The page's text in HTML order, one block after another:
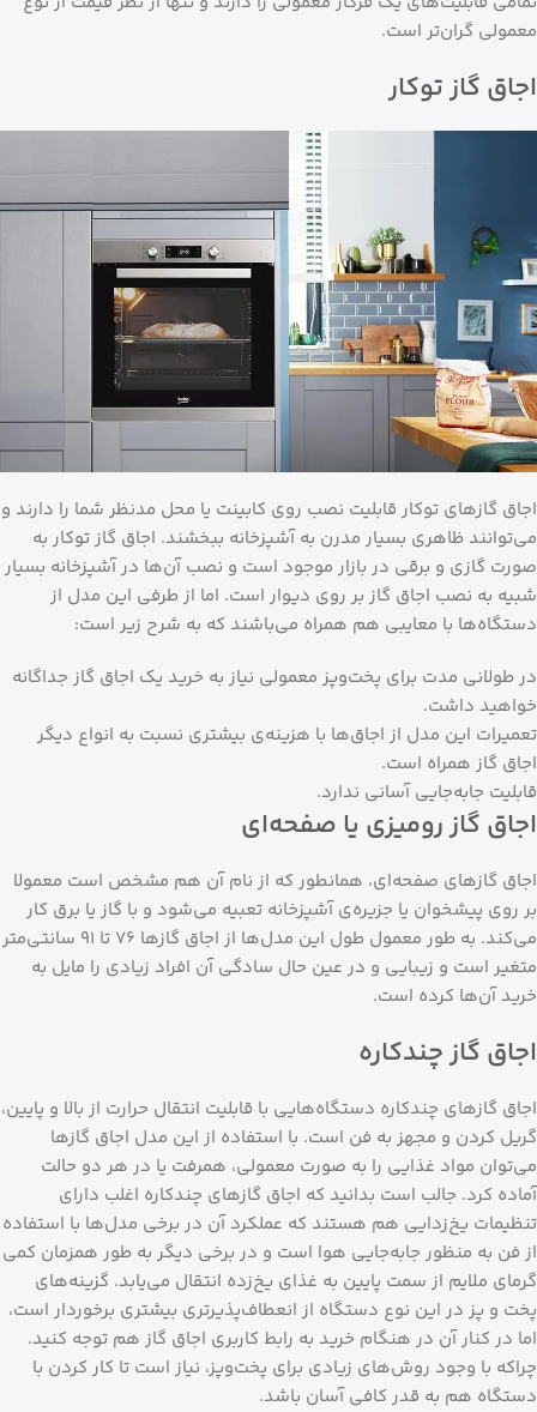
معمولی گران‌تر است.
اجاق گاز توکار
اجاق گازهای توکار قابلیت نصب روی کابینت یا محل مدنظر شما را دارند و
می‌توانند ظاهری بسیار مدرن به آشپزخانه ببخشند. اجاق گاز توکار به
صورت گازی و برقی در بازار موجود است و نصب آن‌ها در آشپزخانه بسیار
شبیه به نصب اجاق گاز بر روی دیوار است. اما از طرفی این مدل از
دستگاه‌ها با معایبی هم همراه می‌باشند که به شرح زیر است:
در طولانی مدت برای پخت‌وپز معمولی نیاز به خرید یک اجاق گاز جداگانه
خواهید داشت.
تعمیرات این مدل از اجاق‌ها با هزینه‌ی بیشتری نسبت به انواع دیگر
اجاق گاز همراه است.
قابلیت جابه‌جایی آسانی ندارد.
اجاق گاز رومیزی یا صفحه‌ای
اجاق گازهای صفحه‌ای، همانطور که از نام آن هم مشخص است معمولا
بر روی پیشخوان یا جزیره‌ی آشپزخانه تعبیه می‌شود و با گاز یا برق کار
می‌کند. به طور معمول طول این مدل‌ها از اجاق گازها ۷۶ تا ۹۱ سانتی‌متر
متغیر است و زیبایی و در عین حال سادگی آن افراد زیادی را مایل به
خرید آن‌ها کرده است.
اجاق گاز چندکاره
اجاق گازهای چندکاره دستگاه‌هایی با قابلیت انتقال حرارت از بالا و پایین،
گریل کردن و مجهز به فن است. با استفاده از این مدل اجاق گازها
می‌توان مواد غذایی را به صورت معمولی، همرفت یا در هر دو حالت
آماده کرد. جالب است بدانید که اجاق گازهای چندکاره اغلب دارای
تنظیمات یخ‌زدایی هم هستند که عملکرد آن در برخی مدل‌ها با استفاده
از فن به منظور جابه‌جایی هوا است و در برخی دیگر به طور همزمان کمی
گرمای ملایم از سمت پایین به غذای یخ‌زده انتقال می‌یابد. گزینه‌های
پخت و پز در این نوع دستگاه از انعطاف‌پذیرتری بیشتری برخوردار است،
اما در کنار آن در هنگام خرید به رابط کاربری اجاق گاز هم توجه کنید.
چراکه با وجود روش‌های زیادی برای پخت‌وپز، نیاز است تا کار کردن با
دستگاه هم به قدر کافی آسان باشد.